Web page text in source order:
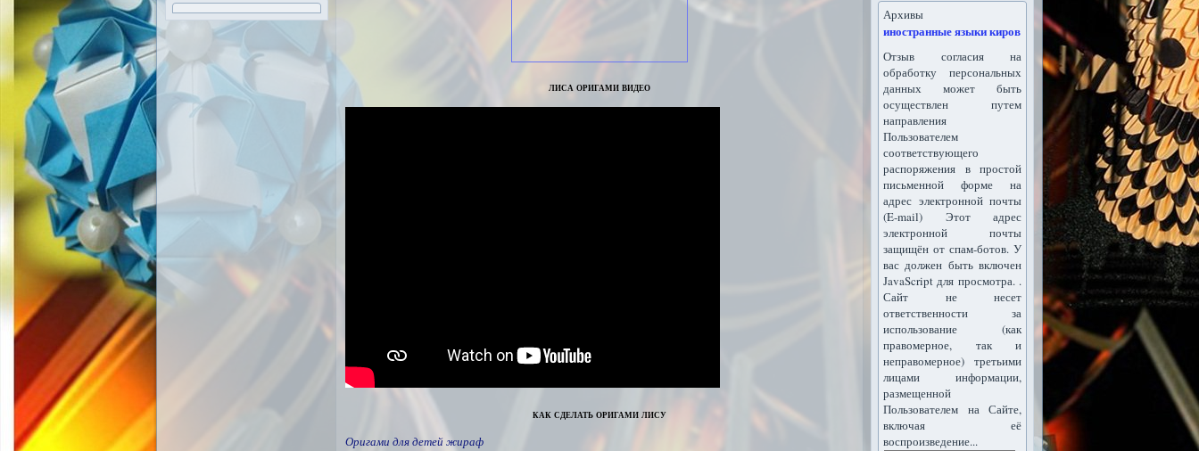
лиса оригами видео
как сделать оригами лису
Оригами для детей жираф
Архивы
иностранные языки киров
Отзыв согласия на
обработку персональных
данных может быть
осуществлен путем
направления
Пользователем
соответствующего
распоряжения в простой
письменной форме на
адрес электронной почты
(E-mail) Этот адрес
электронной почты
защищён от спам-ботов. У
вас должен быть включен
JavaScript для просмотра. .
Сайт не несет
ответственности за
использование (как
правомерное, так и
неправомерное) третьими
лицами информации,
размещенной
Пользователем на Сайте,
включая её
воспроизведение...